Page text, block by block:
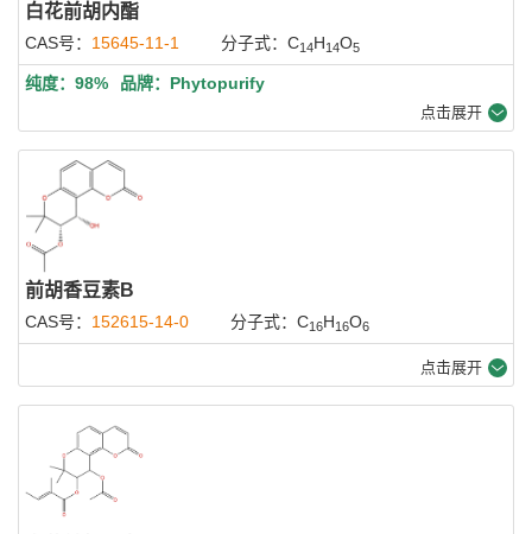
白花前胡内酯
CAS号： 15645-11-1 分子式：C14H14O5
纯度：98% 品牌：Phytopurify
点击展开
前胡香豆素B
CAS号： 152615-14-0 分子式：C16H16O6
点击展开